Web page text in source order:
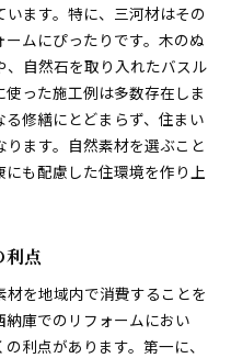
ます。特に、三河材はその
ムにぴったりです。木のぬ
、自然石を取り入れたバスル
った施工例は多数存在しま
修繕にとどまらず、住まい
ます。自然素材を選ぶこと
も配慮した住環境を作り上
利点
を地域内で消費することを
庫でのリフォームにおい
利点があります。第一に、